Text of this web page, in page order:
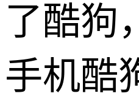
了酷狗
手机酷